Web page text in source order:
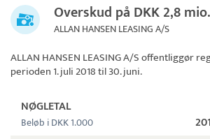
Overskud på DKK 2,8 mio.
ALLAN HANSEN LEASING A/S
ALLAN HANSEN LEASING A/Soffentliggør
perioden 1. juli 2018 til 30. juni.
NØGLETAL
Beløb i DKK 1.000